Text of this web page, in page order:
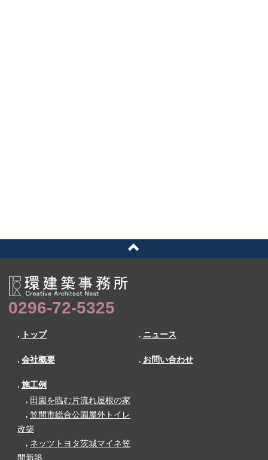
0296-72-5325
トップ ニュース
会社概要 お問い合わせ
施工例
田園を臨む片流れ屋根の家
笠間市総合公園屋外トイレ
改築
ネッツトヨタ茨城マイネ笠
間新築